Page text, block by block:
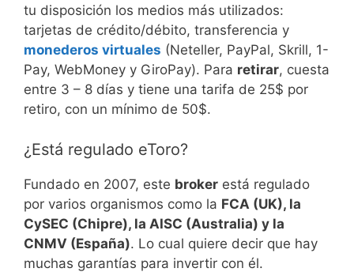
tu disposición los medios más utilizados:
tarjetas de crédito/débito, transferencia y
monederos virtuales (Neteller, PayPal, Skrill, 1-
Pay, WebMoney y GiroPay). Para retirar, cuesta
entre 3 – 8 días y tiene una tarifa de 25$ por
retiro, con un mínimo de 50$.
¿Está regulado eToro?
Fundado en 2007, este broker está regulado
por varios organismos como la FCA (UK), la
CySEC (Chipre), la AISC (Australia) y la
CNMV (España). Lo cual quiere decir que hay
muchas garantías para invertir con él.